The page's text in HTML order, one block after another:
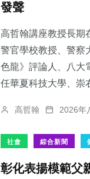
發聲
高哲翰講座教授長期
警官學校教授、警察
色龍》評論人、八大
任華夏科技大學、崇
高哲翰 2026年
社會 綜合新聞
彰化表揚模範父